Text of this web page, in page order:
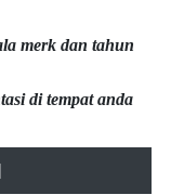
merk dan tahun
di tempat anda